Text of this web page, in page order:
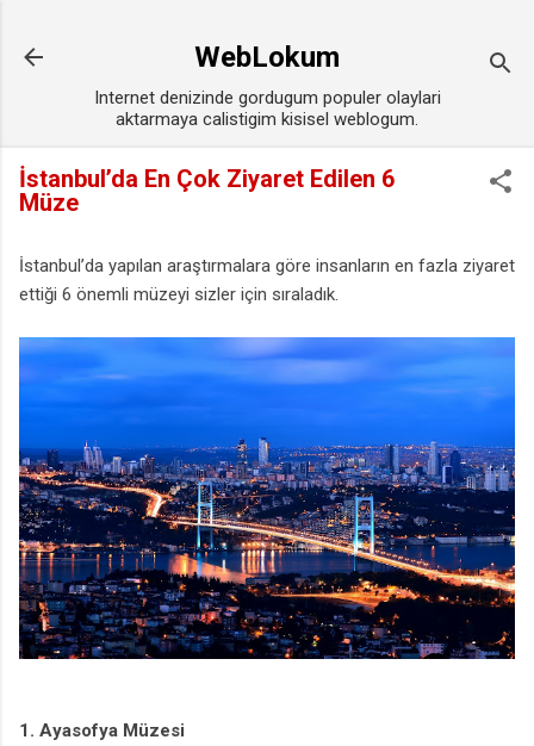
WebLokum
Internet denizinde gordugum populer olaylari
aktarmaya calistigim kisisel weblogum.
İstanbul’da En Çok Ziyaret Edilen 6
Müze
İstanbul’da yapılan araştırmalara göre insanların en fazla ziyaret
ettiği 6 önemli müzeyi sizler için sıraladık.
1. Ayasofya Müzesi